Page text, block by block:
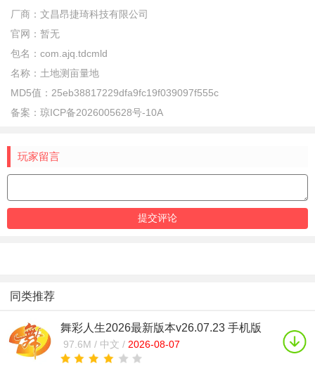
厂商： 文昌昂捷琦科技有限公司
官网： 暂无
包名： com.ajq.tdcmld
名称： 土地测亩量地
MD5值： 25eb38817229dfa9fc19f039097f555c
备案： 琼ICP备2026005628号-10A
玩家留言
同类推荐
舞彩人生2026最新版本v26.07.23 手机版
97.6M / 中文 / 2026-08-07